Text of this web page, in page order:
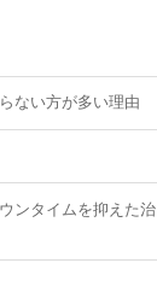
ない方が多い理由
ンタイムを抑えた治